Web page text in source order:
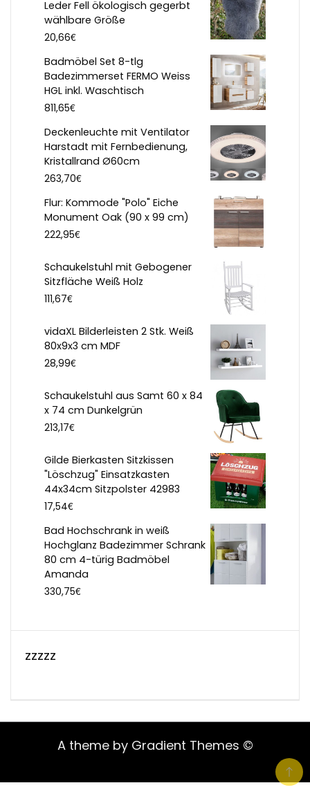
Leder Fell ökologisch gegerbt
wählbare Größe
20,66€
Badmöbel Set 8-tlg
Badezimmerset FERMO Weiss
HGL inkl. Waschtisch
811,65€
Deckenleuchte mit Ventilator
Harstadt mit Fernbedienung,
Kristallrand Ø60cm
263,70€
Flur: Kommode "Polo" Eiche
Monument Oak (90 x 99 cm)
222,95€
Schaukelstuhl mit Gebogener
Sitzfläche Weiß Holz
111,67€
vidaXL Bilderleisten 2 Stk. Weiß
80x9x3 cm MDF
28,99€
Schaukelstuhl aus Samt 60 x 84
x 74 cm Dunkelgrün
213,17€
Gilde Bierkasten Sitzkissen
"Löschzug" Einsatzkasten
44x34cm Sitzpolster 42983
17,54€
Bad Hochschrank in weiß
Hochglanz Badezimmer Schrank
80 cm 4-türig Badmöbel
Amanda
330,75€
zzzzz
A theme by Gradient Themes ©